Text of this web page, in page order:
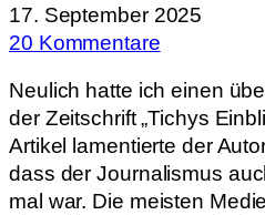
17. September 2025
20 Kommentare
Neulich hatte ich einen
der Zeitschrift „Tichys
Artikel lamentierte der
dass der Journalismus
mal war. Die meisten